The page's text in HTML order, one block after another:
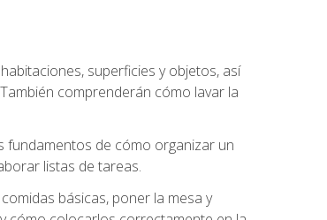
superficies y objetos, así
comprenderán cómo lavar la
fundamentos de cómo organizar un
listas de tareas.
básicas, poner la mesa y